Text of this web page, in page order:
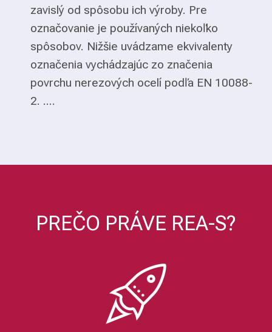
zavislý od spôsobu ich výroby. Pre
označovanie je používaných niekoľko
spôsobov. Nižšie uvádzame ekvivalenty
označenia vychádzajúc zo značenia
povrchu nerezových ocelí podľa EN 10088-
2. ....
PREČO PRÁVE REA-S?